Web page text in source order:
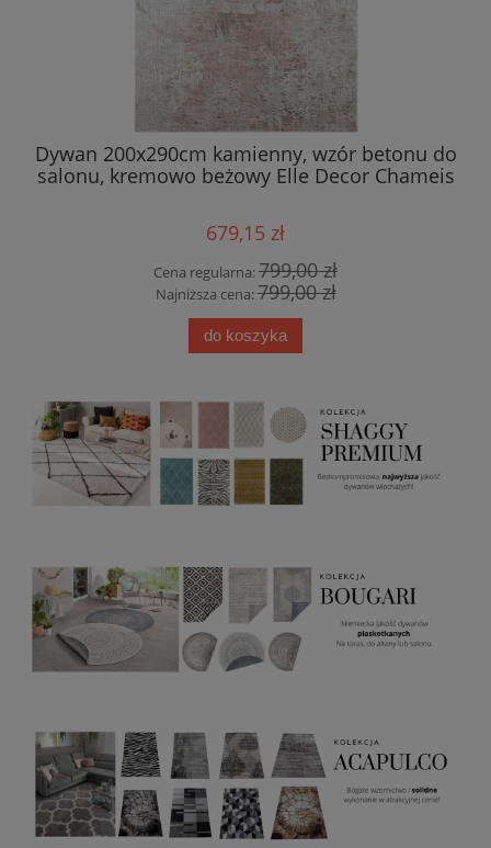
Dywan 200x290cm kamienny, wzór betonu do
salonu, kremowo beżowy Elle Decor Chameis
679,15 zł
Cena regularna:799,00 zł
Najniższa cena:799,00 zł
do koszyka